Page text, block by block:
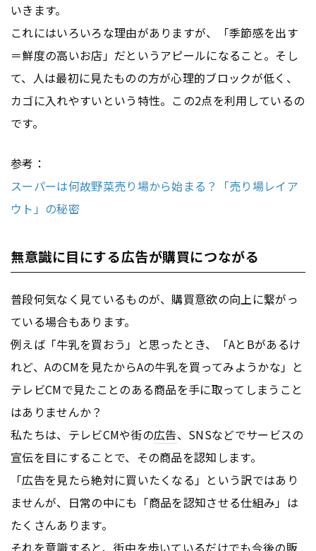
いきます。
これにはいろいろな理由がありますが、「季節感を出す
＝鮮度の高いお店」だというアピールになること。そし
て、人は最初に見たものの方が心理的ブロックが低く、
カゴに入れやすいという特性。この2点を利用しているの
です。
参考：
スーパーは何故野菜売り場から始まる？「売り場レイア
ウト」の秘密
無意識に目にする広告が購買につながる
普段何気なく見ているものが、購買意欲の向上に繋がっ
ている場合もあります。
例えば「牛乳を買おう」と思ったとき、「AとBがあるけ
れど、AのCMを見たからAの牛乳を買ってみようかな」と
テレビCMで見たことのある商品を手に取ってしまうこと
はありませんか？
私たちは、テレビCMや街の広告、SNSなどでサービスの
宣伝を目にすることで、その商品を認知します。
「広告を見たら絶対に買いたくなる」という訳ではあり
ませんが、日常の中にも「商品を認知させる仕組み」は
たくさんあります。